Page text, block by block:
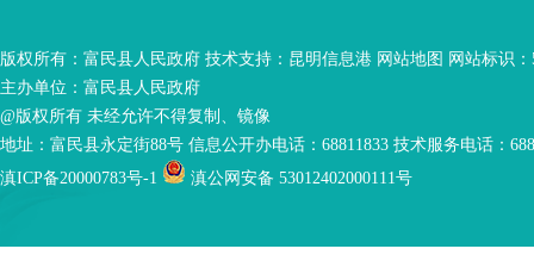
版权所有：富民县人民政府 技术支持： 昆明信息港 网站地图 网站标识：
主办单位：富民县人民政府
@版权所有 未经允许不得复制、镜像
地址：富民县永定街88号 信息公开办电话：68811833 技术服务电话：
滇ICP备20000783号-1
滇公网安备 53012402000111号